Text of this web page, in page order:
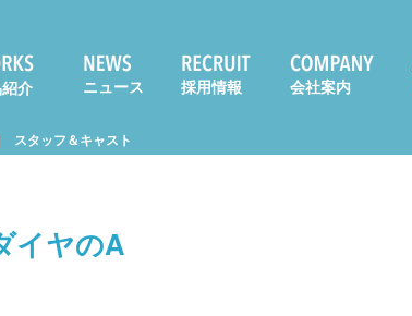
介 ニュース 採用情報 会社案内
スタッフ＆キャスト
イヤのA